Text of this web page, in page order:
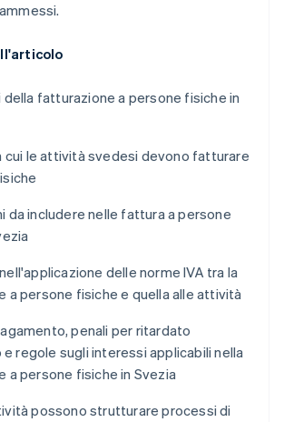
della fatturazione a persone fisiche in
cui le attività svedesi devono fatturare
da includere nelle fattura a persone
delle norme IVA tra la
a persone fisiche e quella alle attività
penali per ritardato
regole sugli interessi applicabili nella
a persone fisiche in Svezia
possono strutturare processi di